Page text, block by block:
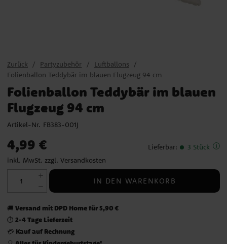
Zurück Partyzubehör
Luftballons
Folienballon Teddybär im blauen Flugzeug 94 cm
Folienballon Teddybär im blauen
Flugzeug 94 cm
Artikel-Nr. FB383-001J
Preis:4,99 €
4,99 €
inkl. MwSt. zzgl. Versandkosten
Lieferbar: 3 Stück
IN DEN WARENKORB
🚚 Versand mit DPD Home für 5,90 €
⏱️ 2-4 Tage Lieferzeit
💳 Kauf auf Rechnung